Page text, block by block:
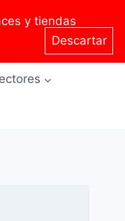
y tiendas
Descartar